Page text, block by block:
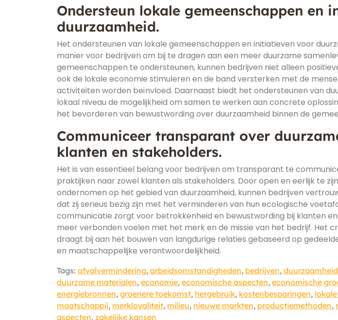
Ondersteun lokale gemeenschappen en
duurzaamheid.
Het ondersteunen van lokale gemeenschappen en initiatieven voor
manier voor bedrijven om bij te dragen aan een meer duurzame
gemeenschappen te ondersteunen, kunnen bedrijven niet alleen
ook de lokale economie stimuleren en de band versterken met de
activiteiten worden beïnvloed. Daarnaast biedt het ondersteunen van
lokaal niveau de mogelijkheid om samen te werken aan concrete
het bevorderen van bewustwording over duurzaamheid binnen de
Communiceer transparant over
klanten en stakeholders.
Het is van essentieel belang voor bedrijven om transparant te
praktijken naar zowel klanten als stakeholders. Door open en eerlijk te
ondernomen op het gebied van duurzaamheid, kunnen bedrijven
dat zij serieus bezig zijn met het verminderen van hun ecologische
communicatie zorgt voor betrokkenheid en bewustwording bij klanten
meer verbonden voelen met het merk en de missie van het bedrijf. Het
draagt bij aan het bouwen van langdurige relaties gebaseerd op
en maatschappelijke verantwoordelijkheid.
Tags: afvalvermindering, arbeidsomstandigheden, bedrijven, duurzaamheid
duurzame materialen, economie, economische aspecten, economische
energiebronnen, groenere toekomst, hergebruik, kostenbesparingen,
maatschappij, merkloyaliteit, milieu, nieuwe markten, productiemethoden,
aspecten, zakelijke kansen